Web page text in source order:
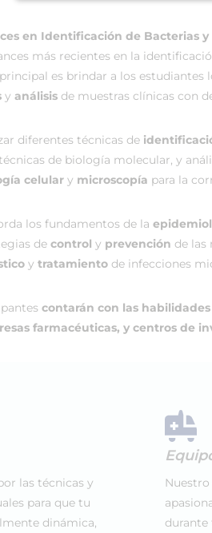
en Identificación de Bacterias
más recientes en la
es brindar a los
y análisis de muestras clínicas con
diferentes técnicas de
de biología molecular, y
celular y microscopía para la
los fundamentos de la
de control y prevención de las
y tratamiento de infecciones
contarán con las
farmacéuticas, y centros de
las técnicas y
para que tu
dinámica,
durante